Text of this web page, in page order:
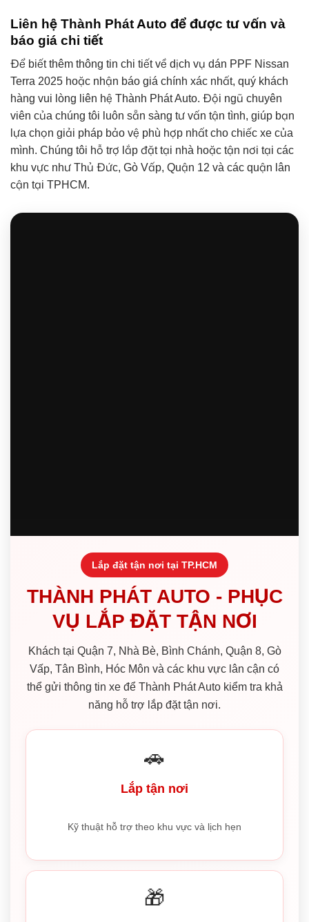
Liên hệ Thành Phát Auto để được tư vấn và
báo giá chi tiết
Để biết thêm thông tin chi tiết về dịch vụ dán PPF Nissan
Terra 2025 hoặc nhận báo giá chính xác nhất, quý khách
hàng vui lòng liên hệ Thành Phát Auto. Đội ngũ chuyên
viên của chúng tôi luôn sẵn sàng tư vấn tận tình, giúp bạn
lựa chọn giải pháp bảo vệ phù hợp nhất cho chiếc xe của
mình. Chúng tôi hỗ trợ lắp đặt tại nhà hoặc tận nơi tại các
khu vực như Thủ Đức, Gò Vấp, Quận 12 và các quận lân
cận tại TPHCM.
Lắp đặt tận nơi tại TP.HCM
THÀNH PHÁT AUTO - PHỤC
VỤ LẮP ĐẶT TẬN NƠI
Khách tại Quận 7, Nhà Bè, Bình Chánh, Quận 8, Gò
Vấp, Tân Bình, Hóc Môn và các khu vực lân cận có
thể gửi thông tin xe để Thành Phát Auto kiểm tra khả
năng hỗ trợ lắp đặt tận nơi.
🚗
Lắp tận nơi
Kỹ thuật hỗ trợ theo khu vực và lịch hẹn
🎁